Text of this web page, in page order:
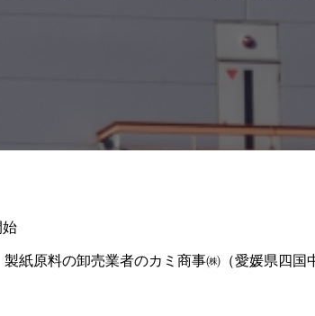
始
紙原料の卸売業者のカミ商事㈱（愛媛県四